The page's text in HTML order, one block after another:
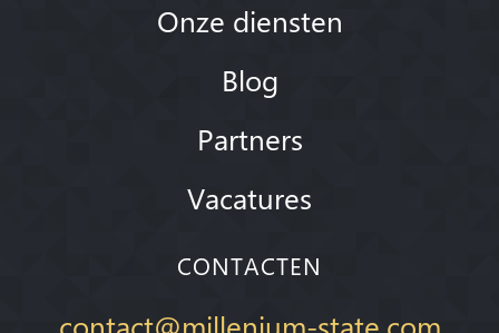
Onze diensten
Blog
Partners
Vacatures
CONTACTEN
contact@millenium-state.com